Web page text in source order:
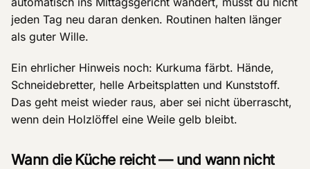
jeden Tag neu daran denken. Routinen halten länger
als guter Wille.
Ein ehrlicher Hinweis noch: Kurkuma färbt. Hände,
Schneidebretter, helle Arbeitsplatten und Kunststoff.
Das geht meist wieder raus, aber sei nicht überrascht,
wenn dein Holzlöffel eine Weile gelb bleibt.
Wann die Küche reicht — und wann nicht